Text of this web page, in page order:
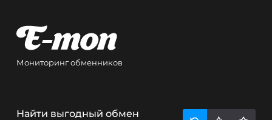
Мониторинг обменников
Найти выгодный обмен